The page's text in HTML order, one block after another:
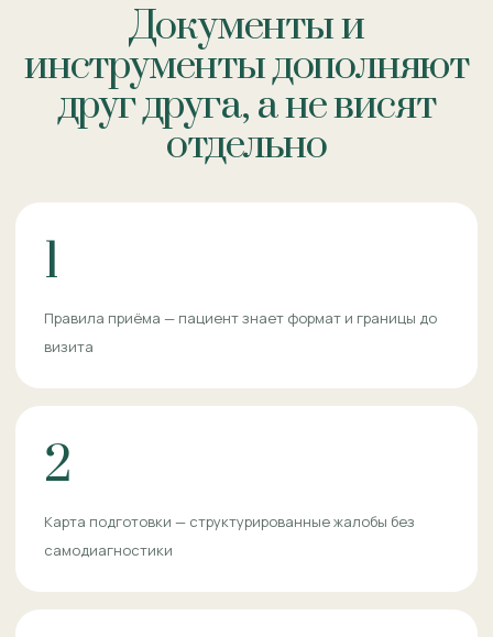
Документы и
инструменты дополняют
друг друга, а не висят
отдельно
1
Правила приёма — пациент знает формат и границы до
визита
2
Карта подготовки — структурированные жалобы без
самодиагностики